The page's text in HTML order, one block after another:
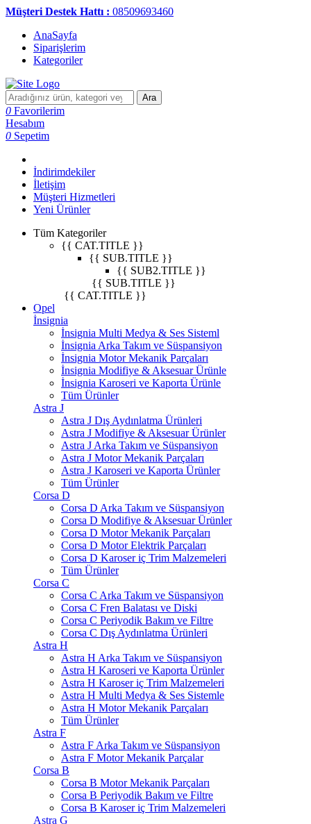
Müşteri Destek Hattı : 08509693460
AnaSayfa
Siparişlerim
Kategoriler
Ara
0 Favorilerim
Hesabım
0 Sepetim
İndirimdekiler
İletişim
Müşteri Hizmetleri
Yeni Ürünler
Tüm Kategoriler
{{ CAT.TITLE }}
{{ SUB.TITLE }}
{{ SUB2.TITLE }}
{{ SUB.TITLE }}
{{ CAT.TITLE }}
Opel
İnsignia
İnsignia Multi Medya & Ses Sisteml
İnsignia Arka Takım ve Süspansiyon
İnsignia Motor Mekanik Parçaları
İnsignia Modifiye & Aksesuar Ürünle
İnsignia Karoseri ve Kaporta Ürünle
Tüm Ürünler
Astra J
Astra J Dış Aydınlatma Ürünleri
Astra J Modifiye & Aksesuar Ürünler
Astra J Arka Takım ve Süspansiyon
Astra J Motor Mekanik Parçaları
Astra J Karoseri ve Kaporta Ürünler
Tüm Ürünler
Corsa D
Corsa D Arka Takım ve Süspansiyon
Corsa D Modifiye & Aksesuar Ürünler
Corsa D Motor Mekanik Parçaları
Corsa D Motor Elektrik Parçaları
Corsa D Karoser iç Trim Malzemeleri
Tüm Ürünler
Corsa C
Corsa C Arka Takım ve Süspansiyon
Corsa C Fren Balatası ve Diski
Corsa C Periyodik Bakım ve Filtre
Corsa C Dış Aydınlatma Ürünleri
Astra H
Astra H Arka Takım ve Süspansiyon
Astra H Karoseri ve Kaporta Ürünler
Astra H Karoser iç Trim Malzemeleri
Astra H Multi Medya & Ses Sistemle
Astra H Motor Mekanik Parçaları
Tüm Ürünler
Astra F
Astra F Arka Takım ve Süspansiyon
Astra F Motor Mekanik Parçalar
Corsa B
Corsa B Motor Mekanik Parçaları
Corsa B Periyodik Bakım ve Filtre
Corsa B Karoser iç Trim Malzemeleri
Astra G